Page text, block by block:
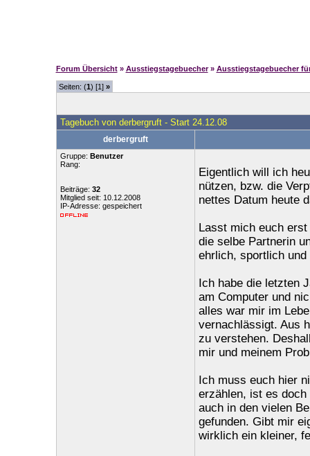
Forum Übersicht » Ausstiegstagebuecher » Ausstiegstagebuecher
Seiten: (1) [1] »
Tagebuch von derbergruft - Start 24.12.08
derbergruft
Gruppe: Benutzer
Rang:
Beiträge: 32
Mitglied seit: 10.12.2008
IP-Adresse: gespeichert
Eigentlich will ich
nützen, bzw. die
nettes Datum heute
Lasst mich euch
die selbe Partnerin
ehrlich, sportlich
Ich habe die letzten
am Computer und
alles war mir im
vernachlässigt. Aus
zu verstehen.
mir und meinem
Ich muss euch hier
erzählen, ist es doch
auch in den vielen
gefunden. Gibt mir
wirklich ein kleiner,